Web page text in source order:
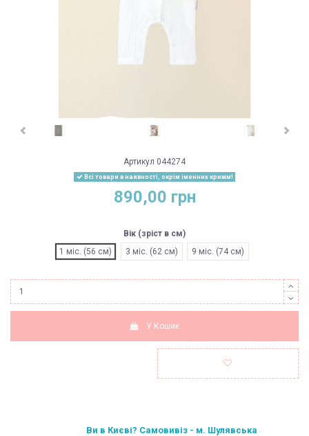
Артикул 044274
Всі товари в наявності, окрім іменних крижм!
890,00 грн
Вік (зріст в см)
1 міс. (56 см)
3 міс. (62 см) 9 міс. (74 см)
У Кошик
Ви в Києві? Самовивіз - м. Шулявська